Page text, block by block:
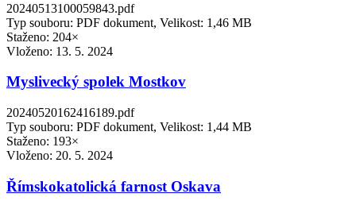
20240513100059843.pdf
Typ souboru: PDF dokument, Velikost: 1,46 MB
Staženo: 204×
Vloženo: 13. 5. 2024
Myslivecký spolek Mostkov
20240520162416189.pdf
Typ souboru: PDF dokument, Velikost: 1,44 MB
Staženo: 193×
Vloženo: 20. 5. 2024
Římskokatolická farnost Oskava